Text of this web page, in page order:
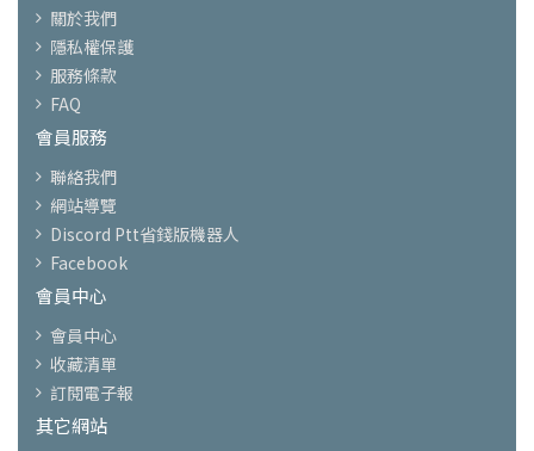
關於我們
隱私權保護
服務條款
FAQ
會員服務
聯絡我們
網站導覽
Discord Ptt省錢版機器人
Facebook
會員中心
會員中心
收藏清單
訂閱電子報
其它網站